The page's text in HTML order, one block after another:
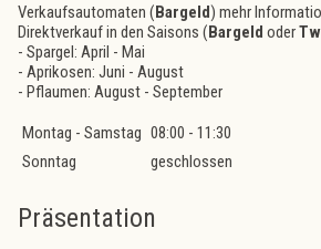
Verkaufsautomaten (Bargeld) mehr
Direktverkauf in den Saisons (Bargeld oder
- Spargel: April - Mai
- Aprikosen: Juni - August
- Pflaumen: August - September
Montag - Samstag 08:00 - 11:30
Sonntag
geschlossen
Präsentation